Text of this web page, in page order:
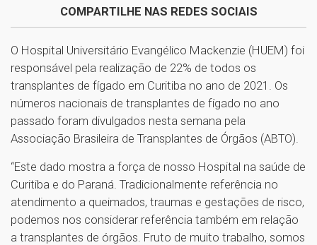
COMPARTILHE NAS REDES SOCIAIS
O Hospital Universitário Evangélico Mackenzie (HUEM) foi
responsável pela realização de 22% de todos os
transplantes de fígado em Curitiba no ano de 2021. Os
números nacionais de transplantes de fígado no ano
passado foram divulgados nesta semana pela
Associação Brasileira de Transplantes de Órgãos (ABTO).
“Este dado mostra a força de nosso Hospital na saúde de
Curitiba e do Paraná. Tradicionalmente referência no
atendimento a queimados, traumas e gestações de risco,
podemos nos considerar referência também em relação
a transplantes de órgãos. Fruto de muito trabalho, somos